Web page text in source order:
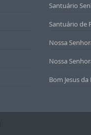
Santuário
Santuário de
Nossa
Nossa
Bom Jesus